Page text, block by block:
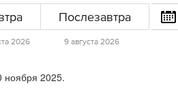
2026
Послезавтра
9 августа 2026
ноября 2025.